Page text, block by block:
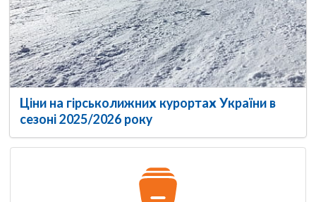
Ціни на гірськолижних курортах України в
сезоні 2025/2026 року